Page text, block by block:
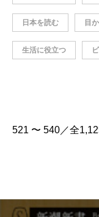
日本を読む 目
生活に役立つ
521 〜 540／全